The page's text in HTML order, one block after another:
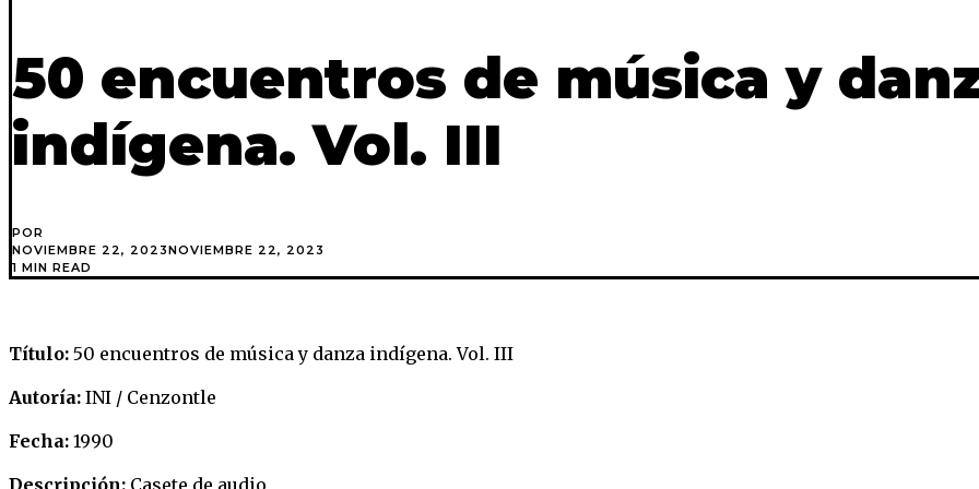
50 encuentros de música y
indígena. Vol. III
POR
NOVIEMBRE 22, 2023NOVIEMBRE 22, 2023
1 MIN READ
Título: 50 encuentros de música y danza indígena. Vol. III
Autoría: INI / Cenzontle
Fecha: 1990